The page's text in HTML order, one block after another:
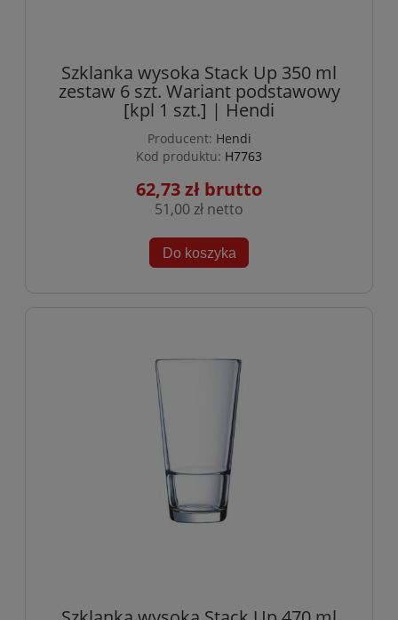
Szklanka wysoka Stack Up 350 ml
zestaw 6 szt. Wariant podstawowy
[kpl 1 szt.] | Hendi
Producent: Hendi
Kod produktu: H7763
62,73 zł
51,00 zł
Do koszyka